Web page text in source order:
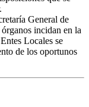
General de
incidan en la
Locales se
de los oportunos